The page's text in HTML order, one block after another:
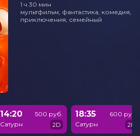
1 ч 30 мин
мультфильм, фантастика, комедия,
приключения, семейный
14:20
Сатурн
500 руб.
2D
18:35
Сатурн
600 руб.
2D